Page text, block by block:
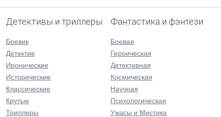
Детективы и триллеры
Боевик
Детектив
Иронические
Исторические
Классические
Крутые
Триллеры
Фантастика и фэнтези
Боевая
Героическая
Детективная
Космическая
Научная
Психологическая
Ужасы и Мистика